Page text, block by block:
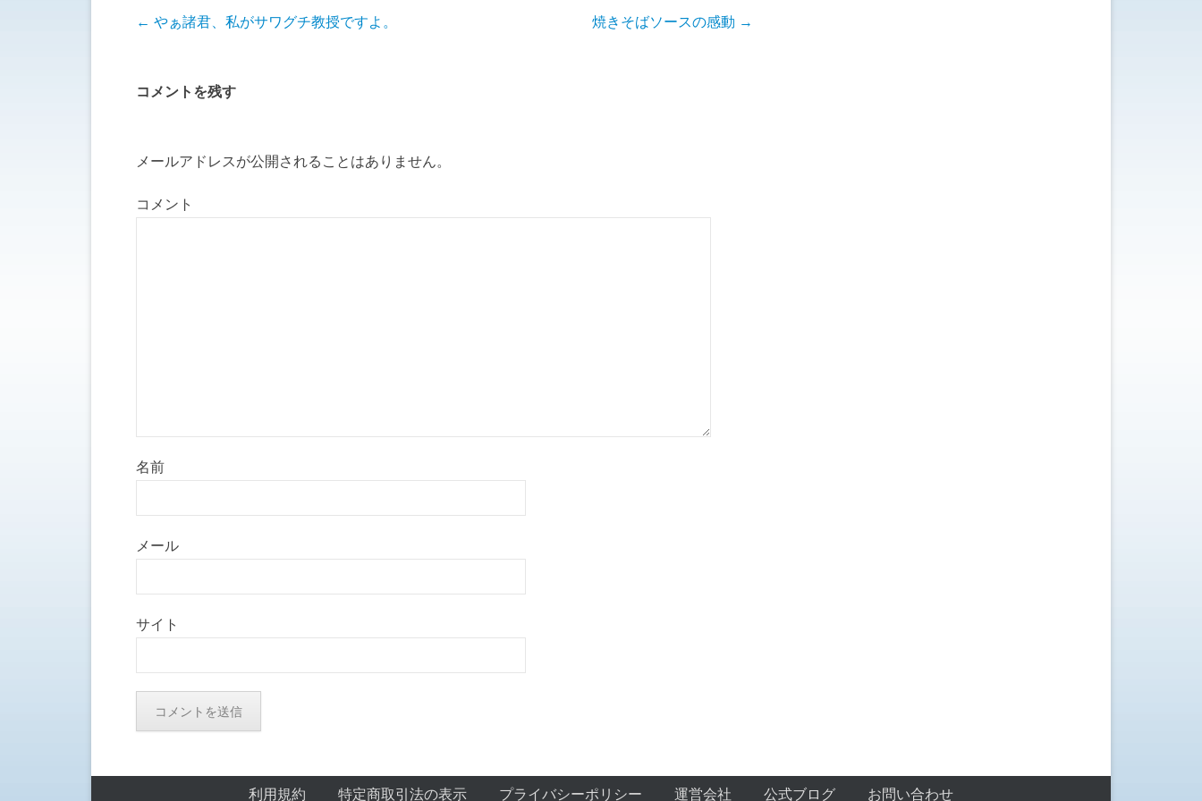
投稿ナビゲーション
← やぁ諸君、私がサワグチ教授ですよ。 焼きそばソースの感動 →
コメントを残す
メールアドレスが公開されることはありません。
コメント
名前
メール
サイト
利用規約 特定商取引法の表示 プライバシーポリシー 運営会社 公式ブログ お問い合わせ